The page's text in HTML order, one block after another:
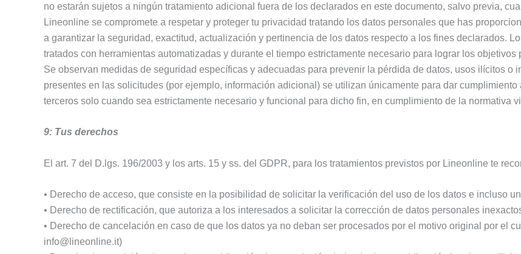
no estarán sujetos a ningún tratamiento adicional fuera de los declarados en este documento, salvo previa,
Lineonline se compromete a respetar y proteger tu privacidad tratando los datos personales que has
a garantizar la seguridad, exactitud, actualización y pertinencia de los datos respecto a los fines declarados.
tratados con herramientas automatizadas y durante el tiempo estrictamente necesario para lograr los objetivos
Se observan medidas de seguridad específicas y adecuadas para prevenir la pérdida de datos, usos ilícitos o
presentes en las solicitudes (por ejemplo, información adicional) se utilizan únicamente para dar
terceros solo cuando sea estrictamente necesario y funcional para dicho fin, en cumplimiento de la normativa
9: Tus derechos
El art. 7 del D.lgs. 196/2003 y los arts. 15 y ss. del GDPR, para los tratamientos previstos por Lineonline te
• Derecho de acceso, que consiste en la posibilidad de solicitar la verificación del uso de los datos e incluso
• Derecho de rectificación, que autoriza a los interesados a solicitar la corrección de datos personales
• Derecho de cancelación en caso de que los datos ya no deban ser procesados por el motivo original por el
info@lineonline.it)